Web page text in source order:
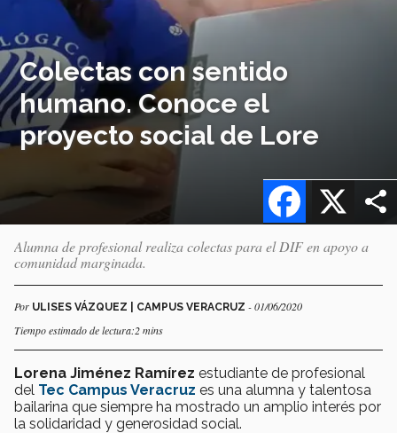
Colectas con sentido
humano. Conoce el
proyecto social de Lore
X
Facebook
Alumna de profesional realiza colectas para el DIF en apoyo a
comunidad marginada.
Por ULISES VÁZQUEZ | CAMPUS VERACRUZ - 01/06/2020
Tiempo estimado de lectura:2 mins
Lorena Jiménez Ramírez estudiante de profesional
del Tec Campus Veracruz es una alumna y talentosa
bailarina que siempre ha mostrado un amplio interés por
la solidaridad y generosidad social.